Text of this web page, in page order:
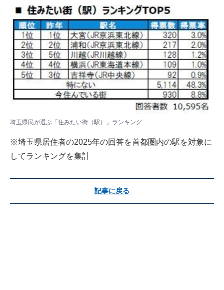
埼玉県民が選ぶ「住みたい街（駅）」ランキング
※埼玉県居住者の2025年の回答を首都圏内の駅を対象に
してランキングを集計
記事に戻る